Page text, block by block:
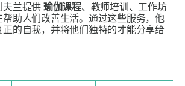
夫兰提供 瑜伽课程、教师培训、工作坊
助人们改善生活。通过这些服务，他
的自我，并将他们独特的才能分享给